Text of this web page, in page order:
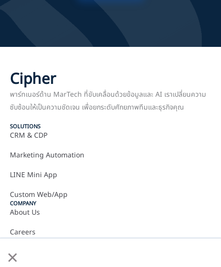
×
Cipher
พาร์ทเนอร์ด้าน MarTech ที่ขับเคลื่อนด้วยข้อมูลและ AI เราเปลี่ยนความ
ซับซ้อนให้เป็นความชัดเจน เพื่อยกระดับศักยภาพทีมและธุรกิจคุณ
SOLUTIONS
CRM & CDP
Marketing Automation
LINE Mini App
Custom Web/App
COMPANY
About Us
Careers
Contact